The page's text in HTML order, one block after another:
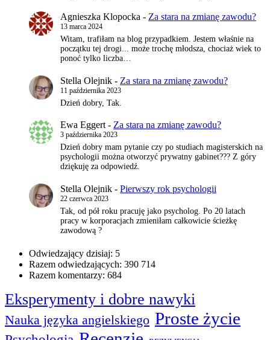
Agnieszka Klopocka - Za stara na zmianę zawodu?
13 marca 2024
Witam, trafiłam na blog przypadkiem. Jestem właśnie na
początku tej drogi... może trochę młodsza, chociaż wiek to
ponoć tylko liczba…
Stella Olejnik - Za stara na zmianę zawodu?
11 października 2023
Dzień dobry, Tak.
Ewa Eggert - Za stara na zmianę zawodu?
3 października 2023
Dzień dobry mam pytanie czy po studiach magisterskich na
psychologii można otworzyć prywatny gabinet??? Z góry
dziękuję za odpowiedź.
Stella Olejnik - Pierwszy rok psychologii
22 czerwca 2023
Tak, od pół roku pracuję jako psycholog. Po 20 latach
pracy w korporacjach zmieniłam całkowicie ścieżkę
zawodową ?
Odwiedzający dzisiaj: 5
Razem odwiedzających: 390 714
Razem komentarzy: 684
Eksperymenty i dobre nawyki
Nauka języka angielskiego Proste życie